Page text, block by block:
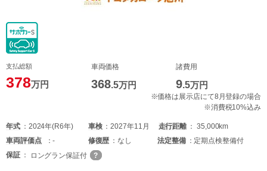
支払総額
378万円
車両価格
368.5万円
諸費用
9.5万円
※価格は展示店にて8月登録の場合
※消費税10%込み
年式 2024年(R6年) 車検 2027年11月 走行距離
35,000km
車両評価点 - 修復歴 なし 法定整備
定期点検整備付
保証
ロングラン保証付